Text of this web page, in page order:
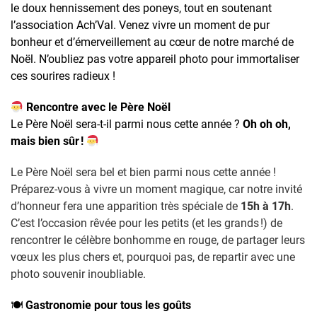
le doux hennissement des poneys, tout en soutenant
l’association Ach’Val. Venez vivre un moment de pur
bonheur et d’émerveillement au cœur de notre marché de
Noël. N’oubliez pas votre appareil photo pour immortaliser
ces sourires radieux !
Rencontre avec le Père Noël
Le Père Noël sera-t-il parmi nous cette année ? Oh oh oh,
mais bien sûr !
Le Père Noël sera bel et bien parmi nous cette année !
Préparez-vous à vivre un moment magique, car notre invité
d’honneur fera une apparition très spéciale de 15h à 17h.
C’est l’occasion rêvée pour les petits (et les grands !) de
rencontrer le célèbre bonhomme en rouge, de partager leurs
vœux les plus chers et, pourquoi pas, de repartir avec une
photo souvenir inoubliable.
🍽 Gastronomie pour tous les goûts